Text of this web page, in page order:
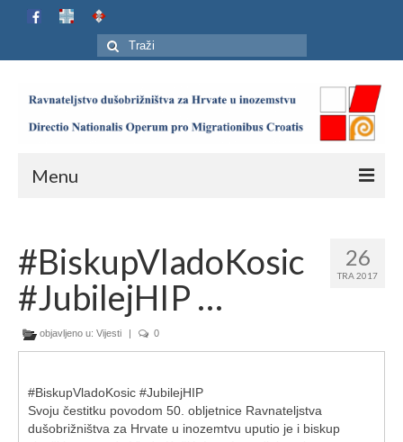
Search
for:
Menu
Ustroj
Adresar
Karta
Ljetna škola
26
TRA 2017
#BiskupVladoKosic
#JubilejHIP …
objavljeno u: Vijesti | 0
#BiskupVladoKosic #JubilejHIP
Svoju čestitku povodom 50. obljetnice Ravnateljstva
dušobrižništva za Hrvate u inozemtvu uputio je i biskup